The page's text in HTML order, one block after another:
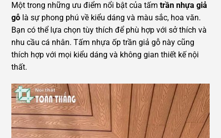
Một trong những ưu điểm nổi bật của tấm trần nhựa giả
gỗ là sự phong phú về kiểu dáng và màu sắc, hoa văn.
Bạn có thể lựa chọn tùy thích để phù hợp với sở thích và
nhu cầu cá nhân. Tấm nhựa ốp trần giả gỗ này cũng
thích hợp với mọi kiểu dáng và không gian thiết kế nội
thất.